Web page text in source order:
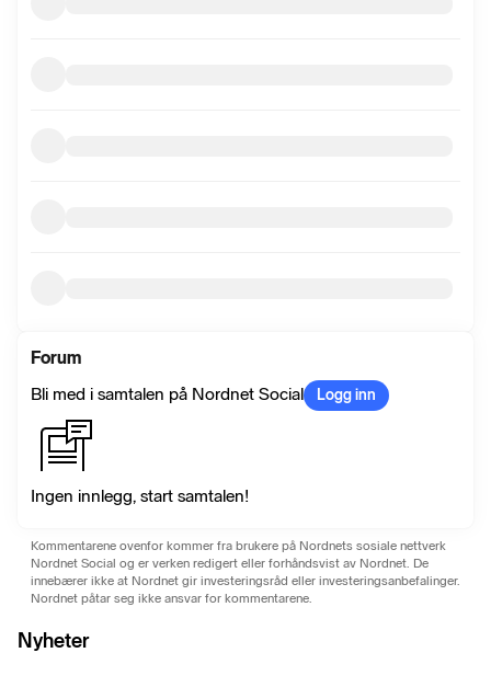
Forum
Bli med i samtalen på Nordnet Social
Logg inn
Ingen innlegg, start samtalen!
Kommentarene ovenfor kommer fra brukere på Nordnets sosiale nettverk
Nordnet Social og er verken redigert eller forhåndsvist av Nordnet. De
innebærer ikke at Nordnet gir investeringsråd eller investeringsanbefalinger.
Nordnet påtar seg ikke ansvar for kommentarene.
Nyheter